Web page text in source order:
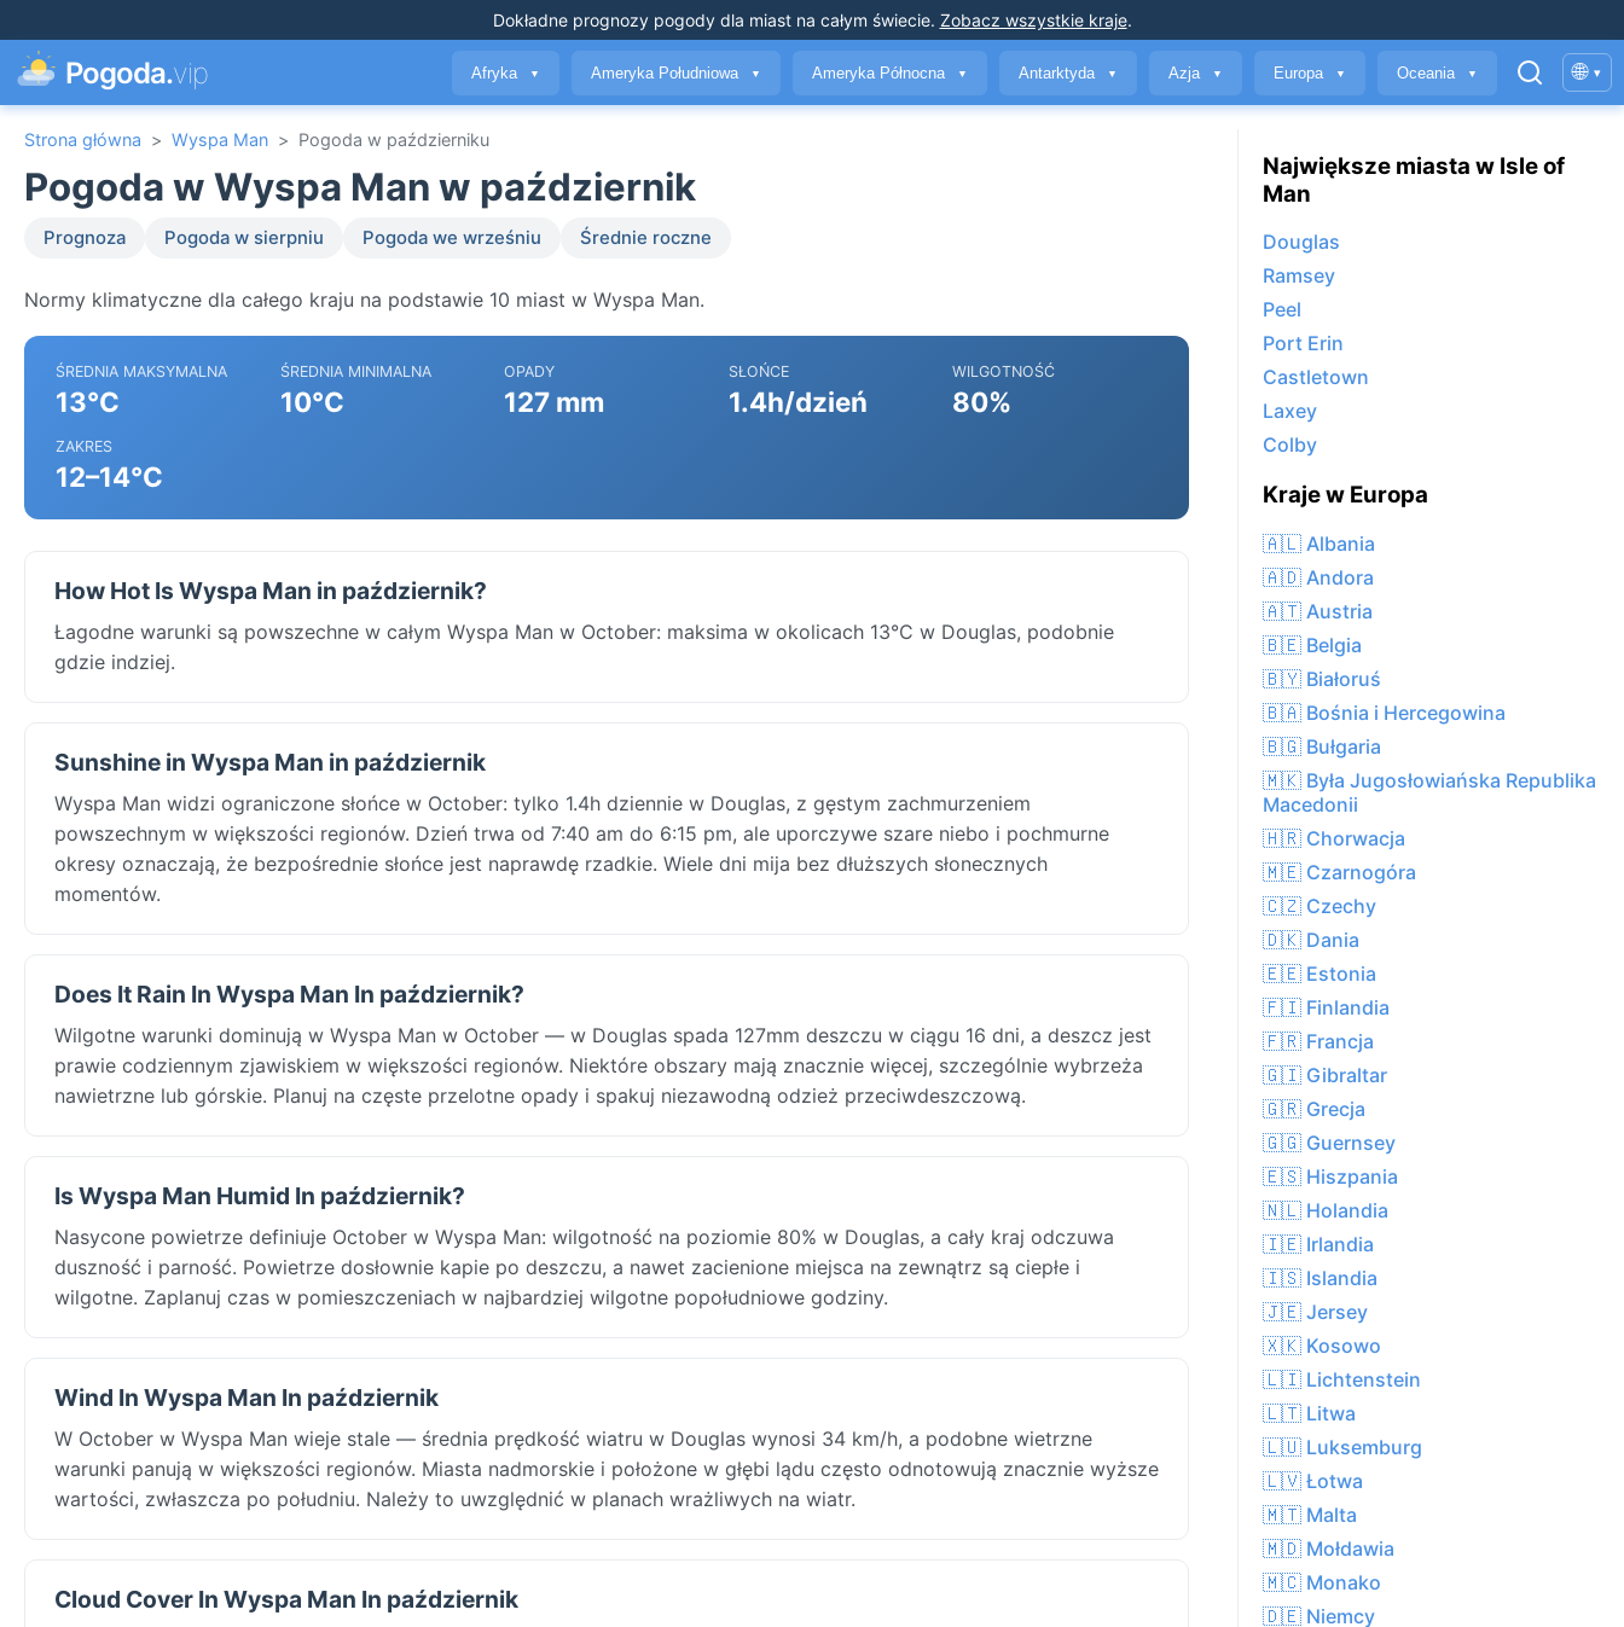
Dokładne prognozy pogodydla miast na całym świecie. Zobacz wszystkie kraje.
Pogoda.vip Afryka ▼ Ameryka Południowa ▼ Ameryka Północna ▼ Antarktyda ▼ Azja ▼ Europa ▼ Oceania ▼ 🌐 ▾
Strona główna > Wyspa Man > Pogoda w październiku
Pogoda w Wyspa Man w październik
Prognoza Pogoda w sierpniu Pogoda we wrześniu Średnie roczne
Normy klimatyczne dla całego kraju na podstawie 10 miast w Wyspa Man.
ŚREDNIA MAKSYMALNA
13°C
ŚREDNIA MINIMALNA
10°C
OPADY
127 mm
SŁOŃCE
1.4h/dzień
WILGOTNOŚĆ
80%
ZAKRES
12–14°C
How Hot Is Wyspa Man in październik?
Łagodne warunki są powszechne w całym Wyspa Man w October: maksima w okolicach 13°C w Douglas, podobnie
gdzie indziej.
Sunshine in Wyspa Man in październik
Wyspa Man widzi ograniczone słońce w October: tylko 1.4h dziennie w Douglas, z gęstym zachmurzeniem
powszechnym w większości regionów. Dzień trwa od 7:40 am do 6:15 pm, ale uporczywe szare niebo i pochmurne
okresy oznaczają, że bezpośrednie słońce jest naprawdę rzadkie. Wiele dni mija bez dłuższych słonecznych
momentów.
Does It Rain In Wyspa Man In październik?
Wilgotne warunki dominują w Wyspa Man w October — w Douglas spada 127mm deszczu w ciągu 16 dni, a deszcz jest
prawie codziennym zjawiskiem w większości regionów. Niektóre obszary mają znacznie więcej, szczególnie wybrzeża
nawietrzne lub górskie. Planuj na częste przelotne opady i spakuj niezawodną odzież przeciwdeszczową.
Is Wyspa Man Humid In październik?
Nasycone powietrze definiuje October w Wyspa Man: wilgotność na poziomie 80% w Douglas, a cały kraj odczuwa
duszność i parność. Powietrze dosłownie kapie po deszczu, a nawet zacienione miejsca na zewnątrz są ciepłe i
wilgotne. Zaplanuj czas w pomieszczeniach w najbardziej wilgotne popołudniowe godziny.
Wind In Wyspa Man In październik
W October w Wyspa Man wieje stale — średnia prędkość wiatru w Douglas wynosi 34 km/h, a podobne wietrzne
warunki panują w większości regionów. Miasta nadmorskie i położone w głębi lądu często odnotowują znacznie wyższe
wartości, zwłaszcza po południu. Należy to uwzględnić w planach wrażliwych na wiatr.
Cloud Cover In Wyspa Man In październik
Największe miasta w Isle of
Man
Douglas
Ramsey
Peel
Port Erin
Castletown
Laxey
Colby
Kraje w Europa
🇦🇱 Albania
🇦🇩 Andora
🇦🇹 Austria
🇧🇪 Belgia
🇧🇾 Białoruś
🇧🇦 Bośnia i Hercegowina
🇧🇬 Bułgaria
🇲🇰 Była Jugosłowiańska Republika
Macedonii
🇭🇷 Chorwacja
🇲🇪 Czarnogóra
🇨🇿 Czechy
🇩🇰 Dania
🇪🇪 Estonia
🇫🇮 Finlandia
🇫🇷 Francja
🇬🇮 Gibraltar
🇬🇷 Grecja
🇬🇬 Guernsey
🇪🇸 Hiszpania
🇳🇱 Holandia
🇮🇪 Irlandia
🇮🇸 Islandia
🇯🇪 Jersey
🇽🇰 Kosowo
🇱🇮 Lichtenstein
🇱🇹 Litwa
🇱🇺 Luksemburg
🇱🇻 Łotwa
🇲🇹 Malta
🇲🇩 Mołdawia
🇲🇨 Monako
🇩🇪 Niemcy